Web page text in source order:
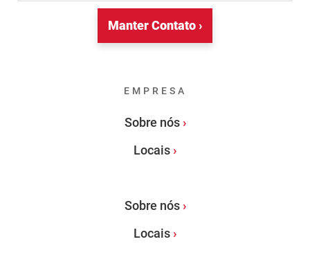
Manter Contato ›
EMPRESA
Sobre nós
Locais
Sobre nós
Locais